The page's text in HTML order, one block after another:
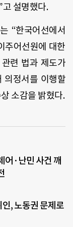
고 설명했다.
“한국어선에서
주어선원에 대한
련 법과 제도가
의정서를 이행할
소감을 밝혔다.
어·난민 사건 깨
, 노동권 문제로